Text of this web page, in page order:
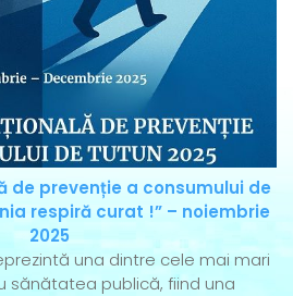
de prevenție a consumului de
respiră curat !” – noiembrie
2025
una dintre cele mai mari
sănătatea publică, fiind una